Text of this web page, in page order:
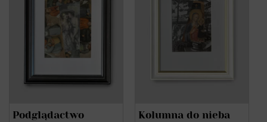
Podglądactwo Kolumna do nieba